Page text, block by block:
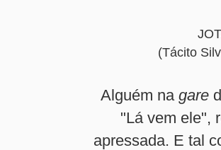
(Tácito
Alguém na gare
"Lá vem ele",
apressada. E tal